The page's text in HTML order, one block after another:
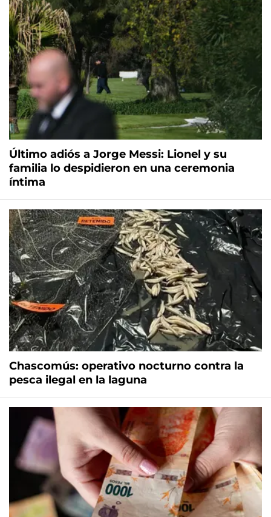
Último adiós a Jorge Messi: Lionel y su
familia lo despidieron en una ceremonia
íntima
Chascomús: operativo nocturno contra la
pesca ilegal en la laguna